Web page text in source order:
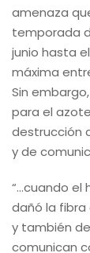
amenaza
temporada
junio hasta
máxima
Sin
para el
destrucción
y de
“…cuando el
dañó la fibra
y también
comunican